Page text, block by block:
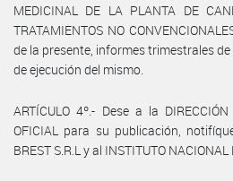
MEDICINAL DE LA PLANTA DE
TRATAMIENTOS NO
de la presente, informes trimestrales
de ejecución del mismo.
ARTÍCULO 4º.- Dese a la
OFICIAL para su publicación,
BREST S.R.L y al INSTITUTO